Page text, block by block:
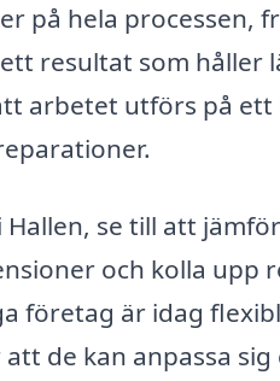
på hela processen,
resultat som håller
arbetet utförs på
se till att
och kolla upp
företag är idag
de kan anpassa